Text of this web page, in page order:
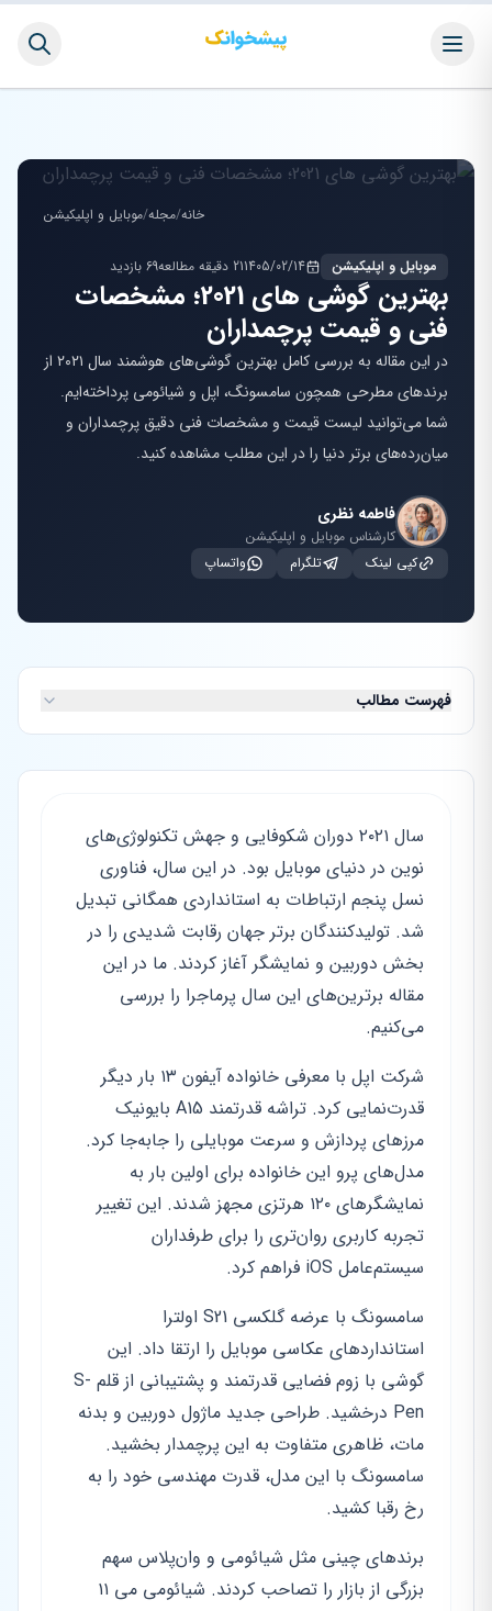
خانه/مجله/موبایل و اپلیکیشن
موبایل و اپلیکیشن 1405/02/1421 دقیقه مطالعه 69 بازدید
بهترین گوشی های 2021؛ مشخصات
فنی و قیمت پرچمداران
در این مقاله به بررسی کامل بهترین گوشی‌های هوشمند سال ۲۰۲۱ از
برندهای مطرحی همچون سامسونگ، اپل و شیائومی پرداخته‌ایم.
شما می‌توانید لیست قیمت و مشخصات فنی دقیق پرچمداران و
میان‌رده‌های برتر دنیا را در این مطلب مشاهده کنید.
فاطمه نظری
کارشناس موبایل و اپلیکیشن
کپی لینک
تلگرام واتساپ
فهرست مطالب
سال ۲۰۲۱ دوران شکوفایی و جهش تکنولوژی‌های
نوین در دنیای موبایل بود. در این سال، فناوری
نسل پنجم ارتباطات به استانداردی همگانی تبدیل
شد. تولیدکنندگان برتر جهان رقابت شدیدی را در
بخش دوربین و نمایشگر آغاز کردند. ما در این
مقاله برترین‌های این سال پرماجرا را بررسی
می‌کنیم.
شرکت اپل با معرفی خانواده آیفون ۱۳ بار دیگر
قدرت‌نمایی کرد. تراشه قدرتمند A15 بایونیک
مرزهای پردازش و سرعت موبایلی را جابه‌جا کرد.
مدل‌های پرو این خانواده برای اولین بار به
نمایشگرهای ۱۲۰ هرتزی مجهز شدند. این تغییر
تجربه کاربری روان‌تری را برای طرفداران
سیستم‌عامل iOS فراهم کرد.
سامسونگ با عرضه گلکسی S21 اولترا
استانداردهای عکاسی موبایل را ارتقا داد. این
گوشی با زوم فضایی قدرتمند و پشتیبانی از قلم S-
Pen درخشید. طراحی جدید ماژول دوربین و بدنه
مات، ظاهری متفاوت به این پرچمدار بخشید.
سامسونگ با این مدل، قدرت مهندسی خود را به
رخ رقبا کشید.
برندهای چینی مثل شیائومی و وان‌پلاس سهم
بزرگی از بازار را تصاحب کردند. شیائومی می ۱۱